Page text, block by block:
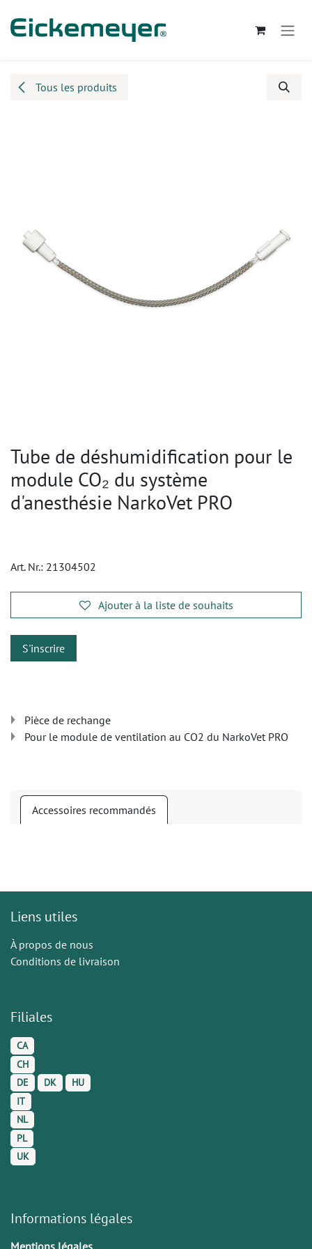
Tous les produits
Tube de déshumidification pour le
module CO₂ du système
d'anesthésie NarkoVet PRO
Art. Nr.: 21304502
Ajouter à la liste de souhaits
S'inscrire
Pièce de rechange
Pour le module de ventilation au CO2 du NarkoVet PRO
Accessoires recommandés
Liens utiles
À propos de nous
Conditions de livraison
Filiales
CA
CH
DE
DK
HU
IT
NL
PL
UK
Informations légales
Mentions légales